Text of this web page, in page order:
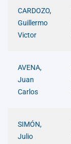
CARDOZO,
Guillermo
Victor
AVENA,
Juan
Carlos
SIMÓN,
Julio